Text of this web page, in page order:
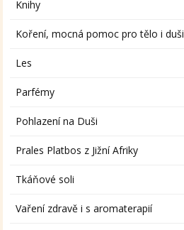
Knihy
Koření, mocná pomoc pro tělo i duši
Les
Parfémy
Pohlazení na Duši
Prales Platbos z Jižní Afriky
Tkáňové soli
Vaření zdravě i s aromaterapií